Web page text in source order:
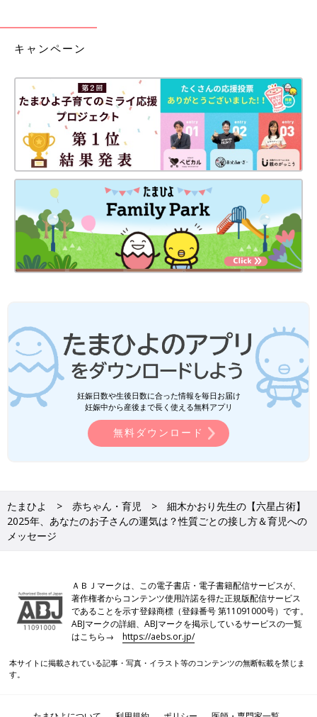
■火星人―のお子さんの2025年の運気は？
2025年のお子さんの運気は、よいといえるでしょう。なんにで
も思いきり打ち込むことができるはずです。頑張ってきたことの
結果が出やすい時期でもありますから、親はお子さんの成長を実
感できるかもしれません。
■2025年の火星人―のお子さんへの接し方＆育児ポイントは？
2025年に親としてできる行動をお教えしましょう。それはお子
さんの価値観を大切にすることだといえます。お子さんは、好き
なことに没頭できる才能の持ち主である一方で、独特なものの見
方や感性を持っているのでは。お子さんの突拍子もない決断に、
親は思わず反対したり、「みんなと同じでいてほしい」と思うこ
れば、お子さんも頑張れるはずです。
火星人（+）
■火星人＋のお子さんの2025年の運気は？
2025年のお子さんの運気は、少しずつ低下していきそうで
す。“大殺界”に突入したため、今までと同じような感覚で過ごす
と、「あれ？」と思うようなことが起こるかもしれません。落ち
2025年に親としてできる行動をお教えしましょう。それは最低
限のラインを決め、それ以外は見守る姿勢を大切にすることだと
いえます。“大殺界”中はその人の、困った部分が強く出やすいも
曲げようとしないお子さんと、衝突することもあるはずです。そ
んなときは「人様に迷惑をかけていなければ、まぁいいか」と、
自分の中にある常識を少し緩めながら過ごすよう心がけるとよい
でしょう。おおらかな気持ちで向き合えばよい関係を築けるはず
キャンペーン
妊娠日数や生後日数に合った情報を毎日お届け
妊娠中から産後まで長く使える無料アプリ
無料ダウンロード
たまひよ 赤ちゃん・育児
細木かおり先生の【六星占術】
2025年、あなたのお子さんの運気は？性質ごとの接し方＆育児への
メッセージ
ＡＢＪマークは、この電子書店・電子書籍配信サービスが、
著作権者からコンテンツ使用許諾を得た正規版配信サービス
であることを示す登録商標（登録番号 第11091000号）です。
ABJマークの詳細、ABJマークを掲示しているサービスの一覧
はこちら→https://aebs.or.jp/
本サイトに掲載されている記事・写真・イラスト等のコンテンツの無断転載を禁じま
す。